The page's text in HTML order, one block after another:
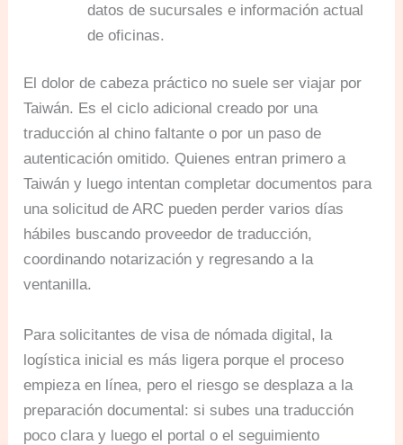
datos de sucursales e información actual
de oficinas.
El dolor de cabeza práctico no suele ser viajar por
Taiwán. Es el ciclo adicional creado por una
traducción al chino faltante o por un paso de
autenticación omitido. Quienes entran primero a
Taiwán y luego intentan completar documentos para
una solicitud de ARC pueden perder varios días
hábiles buscando proveedor de traducción,
coordinando notarización y regresando a la
ventanilla.
Para solicitantes de visa de nómada digital, la
logística inicial es más ligera porque el proceso
empieza en línea, pero el riesgo se desplaza a la
preparación documental: si subes una traducción
poco clara y luego el portal o el seguimiento